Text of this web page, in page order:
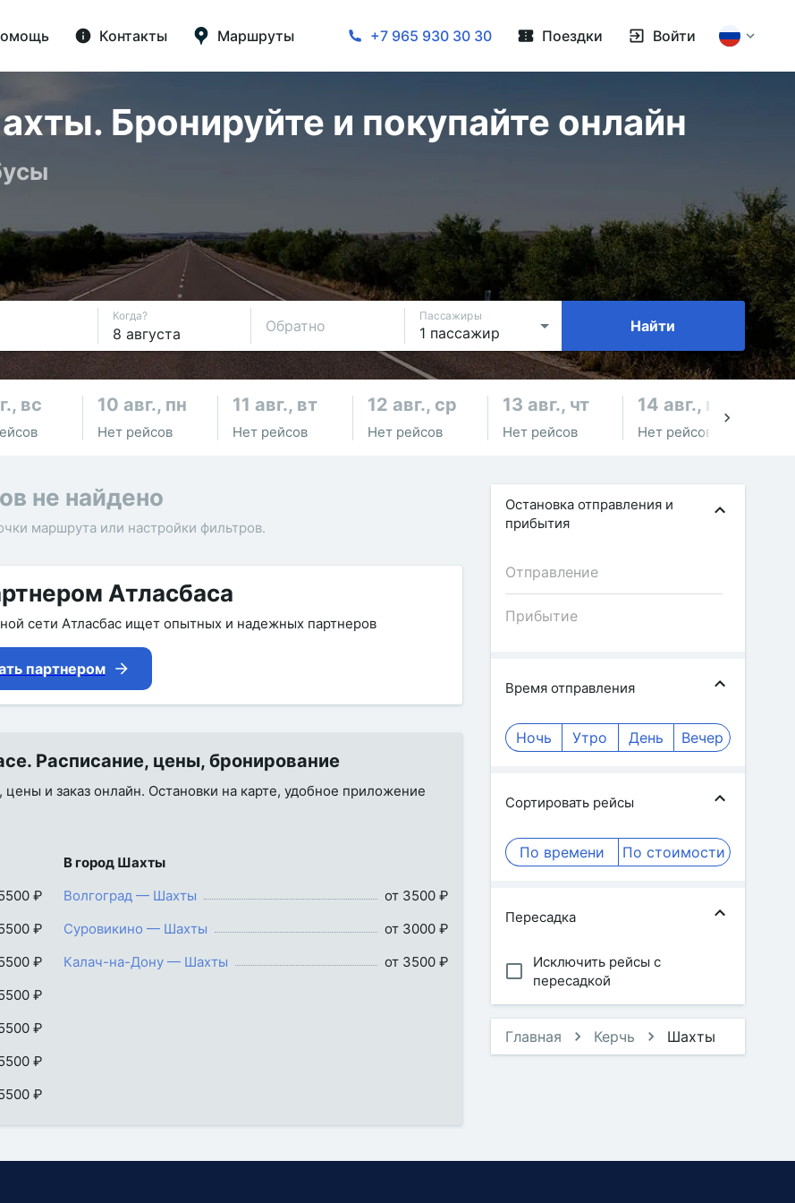
Контакты Маршруты +7 965 930 30 30 Поездки Войти
Бронируйте и покупайте онлайн
Когда?
Обратно
Пассажиры
Найти
вс 10 авг., пн
Нет рейсов
11 авг., вт
Нет рейсов
12 авг., ср
Нет рейсов
13 авг., чт
Нет рейсов
14 авг., пт
Нет рейсов
не найдено
маршрута или настройки фильтров.
Атласбаса
сети Атласбас ищет опытных и надежных партнеров
партнером
Расписание, цены, бронирование
и заказ онлайн. Остановки на карте, удобное приложение
₽
₽
₽
₽
₽
₽
₽
В город Шахты
Волгоград — Шахты
от 3500 ₽
Суровикино — Шахты
от 3000 ₽
Калач-на-Дону — Шахты
от 3500 ₽
Остановка отправления и
прибытия
Время отправления
Ночь Утро День Вечер
Сортировать рейсы
По времени По стоимости
Пересадка
Исключить рейсы с
пересадкой
Главная Керчь Шахты